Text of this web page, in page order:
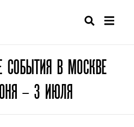
СОБЫТИЯ В МОСКВЕ
– 3 ИЮЛЯ